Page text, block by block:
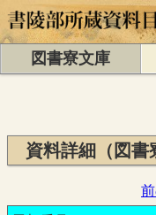
図書寮文庫
資料詳細（図書